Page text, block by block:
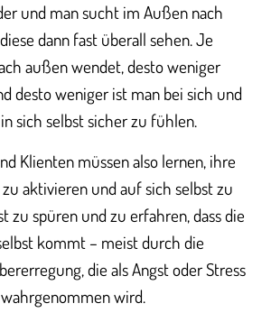
und man sucht im Außen nach
dann fast überall sehen. Je
außen wendet, desto weniger
desto weniger ist man bei sich und
sich selbst sicher zu fühlen.
Klienten müssen also lernen, ihre
aktivieren und auf sich selbst zu
zu spüren und zu erfahren, dass die
kommt – meist durch die
die als Angst oder Stress
wird.